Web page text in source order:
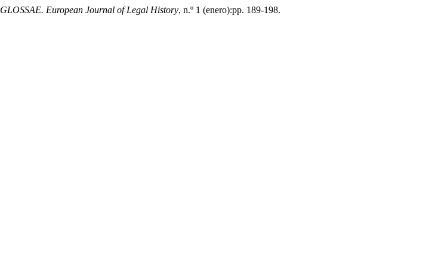
GLOSSAE. European Journal of Legal History, n.º 1 (enero):pp. 189-198.